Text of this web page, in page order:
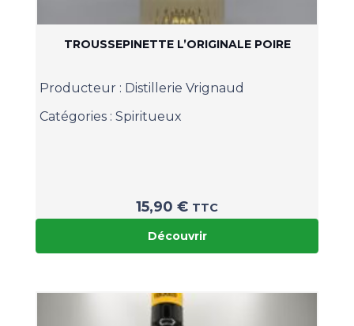
TROUSSEPINETTE L’ORIGINALE POIRE
Producteur : Distillerie Vrignaud
Catégories : Spiritueux
15,90 € TTC
Découvrir